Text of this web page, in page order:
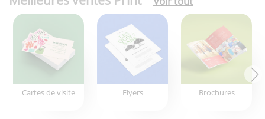
Cartes de visite Flyers Brochures